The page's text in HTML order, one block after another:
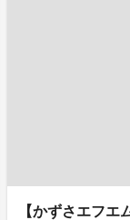
【かずさエフエ